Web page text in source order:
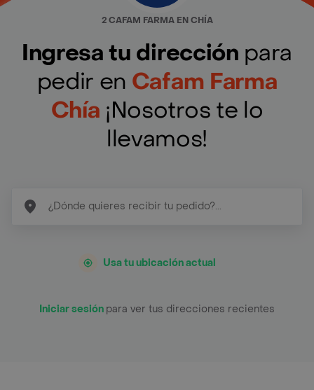
2 CAFAM FARMA EN CHÍA
Ingresa tu dirección para
pedir en Cafam Farma
Chía ¡Nosotros te lo
llevamos!
Usa tu ubicación actual
Iniciar sesión para ver tus direcciones recientes